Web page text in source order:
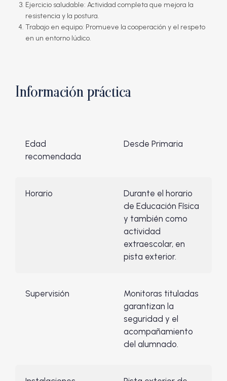
Ejercicio saludable: Actividad completa que mejora la
resistencia y la postura.
Trabajo en equipo: Promueve la cooperación y el respeto
en un entorno lúdico.
Información práctica
Edad
recomendada
Desde Primaria
Horario
Durante el horario
de Educación Física
y también como
actividad
extraescolar, en
pista exterior.
Supervisión
Monitoras tituladas
garantizan la
seguridad y el
acompañamiento
del alumnado.